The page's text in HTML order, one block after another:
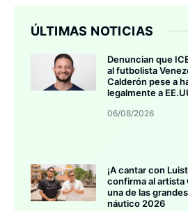
ÚLTIMAS NOTICIAS
Denuncian que
al futbolista
Calderón pese a
legalmente a
06/08/2026
¡A cantar con
confirma al
una de las
náutico 2026